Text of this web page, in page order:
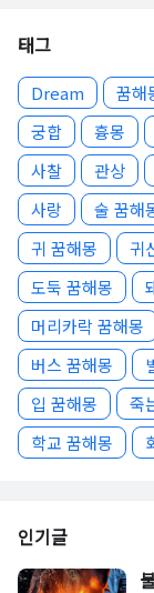
태그
Dream 꿈해
궁합
흉몽
사찰
관상
사랑
술 꿈해
귀 꿈해몽
귀
도둑 꿈해몽
머리카락 꿈해몽
버스 꿈해몽
입 꿈해몽
죽
학교 꿈해몽
인기글